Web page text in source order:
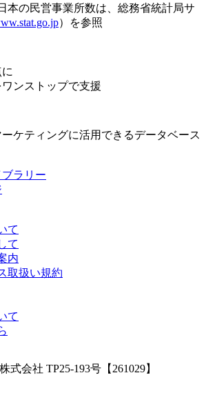
本の民営事業所数は、総務省統計局サ
）を参照
ンストップで支援
ケティングに活用できるデータベース
て
て
内
取扱い規約
て
会社 TP25-193号【261029】